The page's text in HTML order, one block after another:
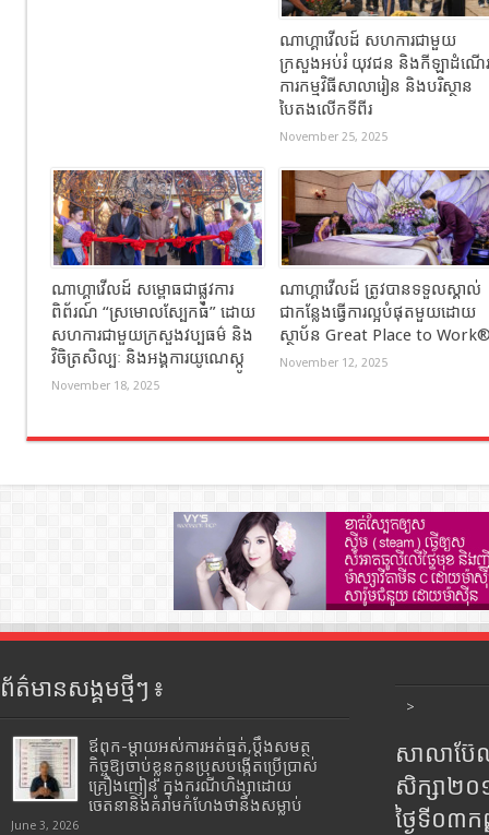
ណាហ្គាវើលដ៍ សហការជាមួយ
ក្រសួងអប់រំ យុវជន និងកីឡាដំណើរ
ការកម្មវិធីសាលារៀន និងបរិស្ថាន
បៃតងលើកទីពីរ
November 25, 2025
ណាហ្គាវើលដ៍ សម្ពោធជាផ្លូវការ
ពិព័រណ៍ “ស្រមោលស្បែកធំ” ដោយ
សហការជាមួយក្រសួងវប្បធម៌ និង
វិចិត្រសិល្បៈ និងអង្គការយូណេស្កូ
November 18, 2025
ណាហ្គាវើលដ៍ ត្រូវបានទទួលស្គាល់
ជាកន្លែងធ្វើការល្អបំផុតមួយដោយ
ស្ថាប័ន Great Place to
November 12, 2025
ព័ត៌មានសង្គមថ្មីៗ ៖
ឪពុក-ម្ដាយអស់ការអត់ធ្មត់,ប្ដឹងសមត្ថ
កិច្ចឱ្យចាប់ខ្លួនកូនប្រុសបង្កើតប្រើប្រាស់
គ្រឿងញៀន ក្នុងករណីហិង្សាដោយ
ចេតនានិងគំរាមកំហែងថានឹងសម្លាប់
June 3, 2026
>
សាលាប៊ែ
សិក្សា២
ថ្ងៃទី០៣